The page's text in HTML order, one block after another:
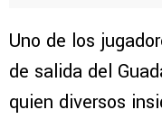
Uno de los
de salida del
quien diversos